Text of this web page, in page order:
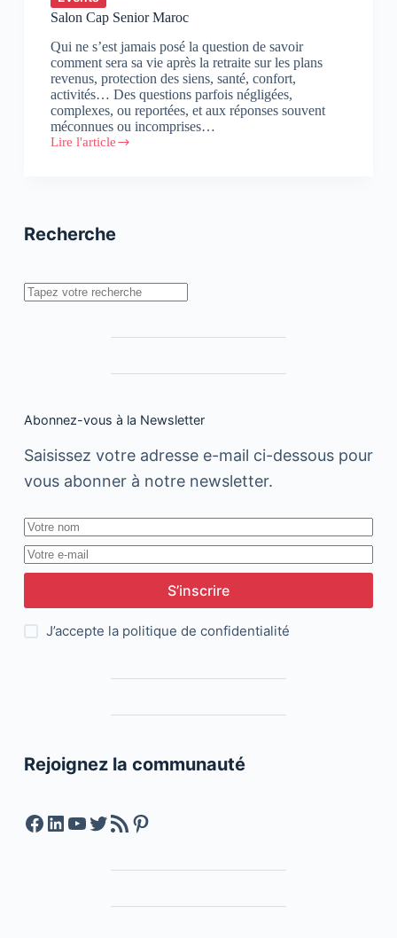
Salon Cap Senior Maroc
Qui ne s’est jamais posé la question de savoir
comment sera sa vie après la retraite sur les plans
revenus, protection des siens, santé, confort,
activités… Des questions parfois négligées,
complexes, ou reportées, et aux réponses souvent
méconnues ou incomprises…
Lire l'article
Salon
Recherche
Rechercher
Abonnez-vous à la Newsletter
Saisissez votre adresse e-mail ci-dessous pour
vous abonner à notre newsletter.
S’inscrire
J’accepte la politique de confidentialité
Rejoignez la communauté
Facebook
LinkedIn
YouTube
Twitter
Feed RSSPinterest